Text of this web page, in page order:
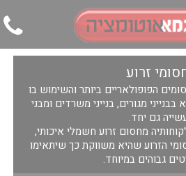
▼
▼
זרוע
הפופולאריים ביותר והשימוש בו
מגורים, בנייני משרדים ומבני
גם יחד.
מחסום זרוע חשמלי איכותי,
הזרוע שהיא משווקת כך שיתאימו
גבוהים במיוחד.